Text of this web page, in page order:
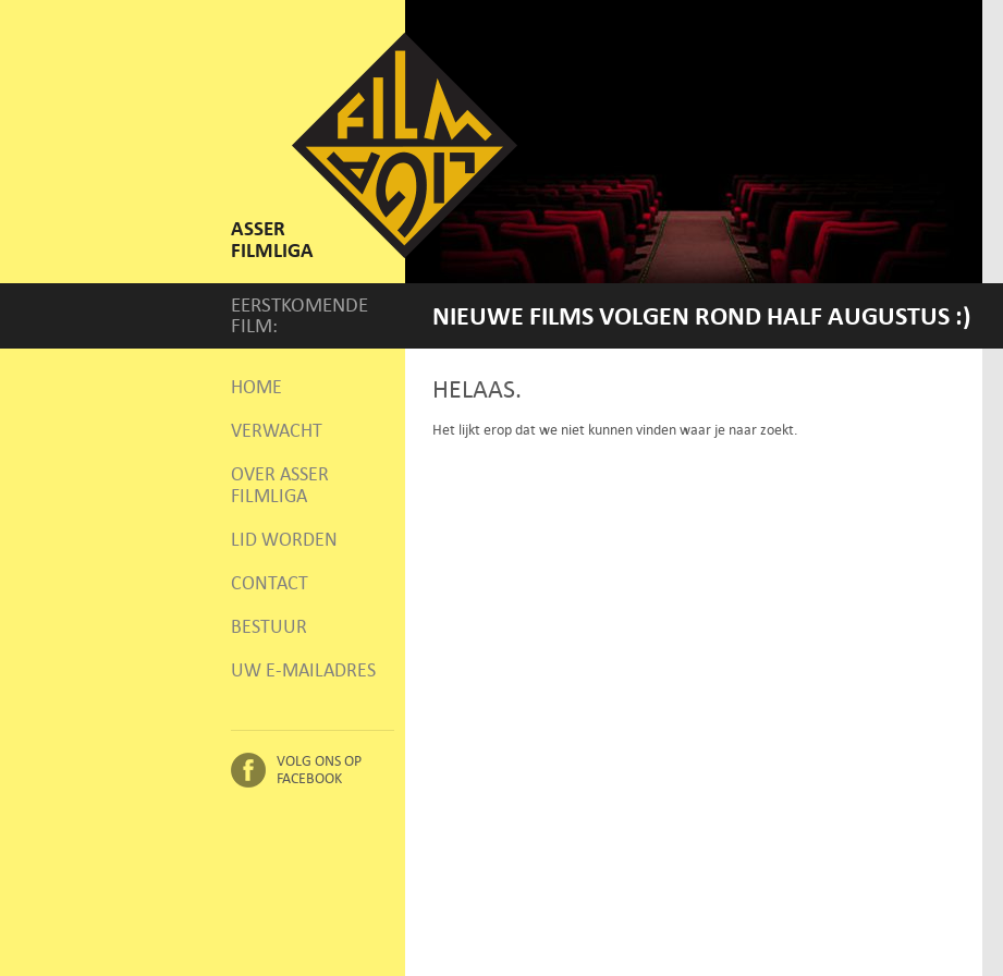
ASSER
FILMLIGA
EERSTKOMENDE
FILM:
NIEUWE FILMS VOLGEN ROND HALF AUGUSTUS :)
HOME
VERWACHT
OVER ASSER
FILMLIGA
LID WORDEN
CONTACT
BESTUUR
UW E-MAILADRES
VOLG ONS OP
FACEBOOK
HELAAS.
Het lijkt erop dat we niet kunnen vinden waar je naar zoekt.